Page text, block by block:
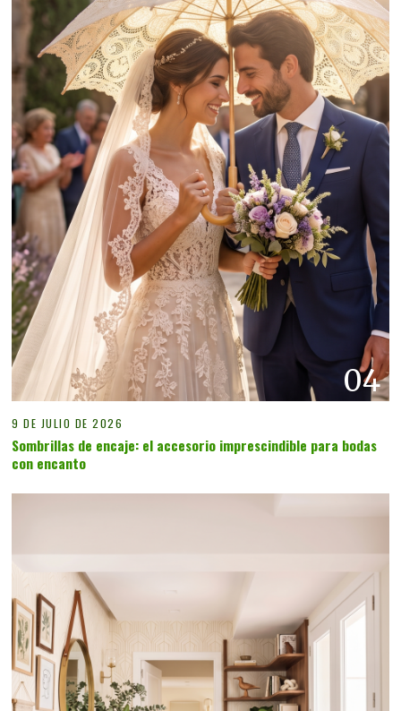
04
9 DE JULIO DE 2026
Sombrillas de encaje: el accesorio imprescindible para bodas
con encanto